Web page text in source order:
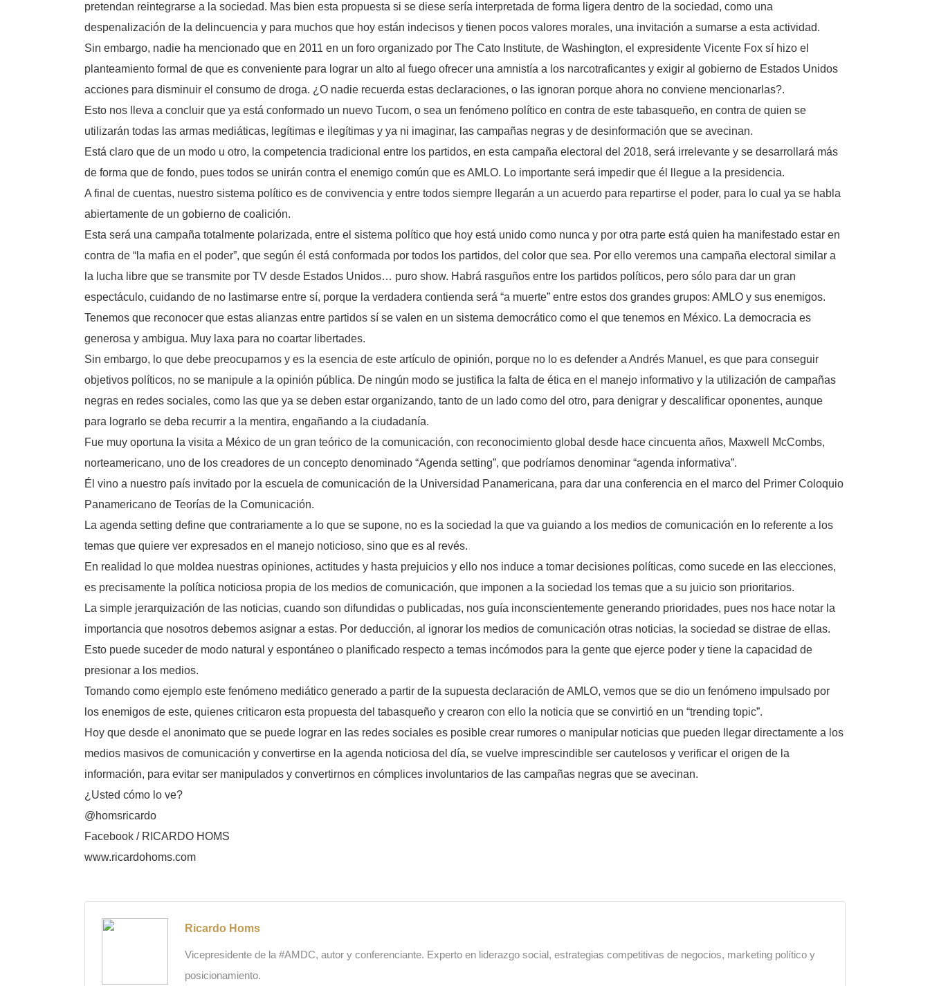
pretendan reintegrarse a la sociedad. Mas bien esta propuesta si se diese sería interpretada de forma ligera dentro de la sociedad, como una
despenalización de la delincuencia y para muchos que hoy están indecisos y tienen pocos valores morales, una invitación a sumarse a esta actividad.
Sin embargo, nadie ha mencionado que en 2011 en un foro organizado por The Cato Institute, de Washington, el expresidente Vicente Fox sí hizo el
planteamiento formal de que es conveniente para lograr un alto al fuego ofrecer una amnistía a los narcotraficantes y exigir al gobierno de Estados Unidos
acciones para disminuir el consumo de droga. ¿O nadie recuerda estas declaraciones, o las ignoran porque ahora no conviene mencionarlas?.
Esto nos lleva a concluir que ya está conformado un nuevo Tucom, o sea un fenómeno político en contra de este tabasqueño, en contra de quien se
utilizarán todas las armas mediáticas, legítimas e ilegítimas y ya ni imaginar, las campañas negras y de desinformación que se avecinan.
Está claro que de un modo u otro, la competencia tradicional entre los partidos, en esta campaña electoral del 2018, será irrelevante y se desarrollará más
de forma que de fondo, pues todos se unirán contra el enemigo común que es AMLO. Lo importante será impedir que él llegue a la presidencia.
A final de cuentas, nuestro sistema político es de convivencia y entre todos siempre llegarán a un acuerdo para repartirse el poder, para lo cual ya se habla
abiertamente de un gobierno de coalición.
Esta será una campaña totalmente polarizada, entre el sistema político que hoy está unido como nunca y por otra parte está quien ha manifestado estar en
contra de “la mafia en el poder”, que según él está conformada por todos los partidos, del color que sea. Por ello veremos una campaña electoral similar a
la lucha libre que se transmite por TV desde Estados Unidos… puro show. Habrá rasguños entre los partidos políticos, pero sólo para dar un gran
espectáculo, cuidando de no lastimarse entre sí, porque la verdadera contienda será “a muerte” entre estos dos grandes grupos: AMLO y sus enemigos.
Tenemos que reconocer que estas alianzas entre partidos sí se valen en un sistema democrático como el que tenemos en México. La democracia es
generosa y ambigua. Muy laxa para no coartar libertades.
Sin embargo, lo que debe preocuparnos y es la esencia de este artículo de opinión, porque no lo es defender a Andrés Manuel, es que para conseguir
objetivos políticos, no se manipule a la opinión pública. De ningún modo se justifica la falta de ética en el manejo informativo y la utilización de campañas
negras en redes sociales, como las que ya se deben estar organizando, tanto de un lado como del otro, para denigrar y descalificar oponentes, aunque
para lograrlo se deba recurrir a la mentira, engañando a la ciudadanía.
Fue muy oportuna la visita a México de un gran teórico de la comunicación, con reconocimiento global desde hace cincuenta años, Maxwell McCombs,
norteamericano, uno de los creadores de un concepto denominado “Agenda setting”, que podríamos denominar “agenda informativa”.
Él vino a nuestro país invitado por la escuela de comunicación de la Universidad Panamericana, para dar una conferencia en el marco del Primer Coloquio
Panamericano de Teorías de la Comunicación.
La agenda setting define que contrariamente a lo que se supone, no es la sociedad la que va guiando a los medios de comunicación en lo referente a los
temas que quiere ver expresados en el manejo noticioso, sino que es al revés.
En realidad lo que moldea nuestras opiniones, actitudes y hasta prejuicios y ello nos induce a tomar decisiones políticas, como sucede en las elecciones,
es precisamente la política noticiosa propia de los medios de comunicación, que imponen a la sociedad los temas que a su juicio son prioritarios.
La simple jerarquización de las noticias, cuando son difundidas o publicadas, nos guía inconscientemente generando prioridades, pues nos hace notar la
importancia que nosotros debemos asignar a estas. Por deducción, al ignorar los medios de comunicación otras noticias, la sociedad se distrae de ellas.
Esto puede suceder de modo natural y espontáneo o planificado respecto a temas incómodos para la gente que ejerce poder y tiene la capacidad de
presionar a los medios.
Tomando como ejemplo este fenómeno mediático generado a partir de la supuesta declaración de AMLO, vemos que se dio un fenómeno impulsado por
los enemigos de este, quienes criticaron esta propuesta del tabasqueño y crearon con ello la noticia que se convirtió en un “trending topic”.
Hoy que desde el anonimato que se puede lograr en las redes sociales es posible crear rumores o manipular noticias que pueden llegar directamente a los
medios masivos de comunicación y convertirse en la agenda noticiosa del día, se vuelve imprescindible ser cautelosos y verificar el origen de la
información, para evitar ser manipulados y convertirnos en cómplices involuntarios de las campañas negras que se avecinan.
¿Usted cómo lo ve?
@homsricardo
Facebook / RICARDO HOMS
www.ricardohoms.com
Ricardo Homs
Vicepresidente de la #AMDC, autor y conferenciante. Experto en liderazgo social, estrategias competitivas de negocios, marketing político y
posicionamiento.